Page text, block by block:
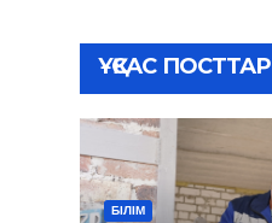
ҰҚСАС ПОСТТАР
БІЛІМ